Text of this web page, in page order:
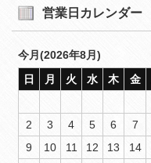
営業日カレンダー
今月(2026年8月)
日
月 火 水 木 金
2
3 4 5 6 7
9
10 11 12 13 14